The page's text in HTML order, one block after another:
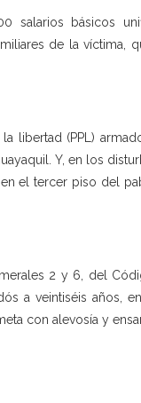
salarios básicos
de la víctima,
libertad (PPL)
Y, en los
el tercer piso del
2 y 6, del
a veintiséis años,
con alevosía y